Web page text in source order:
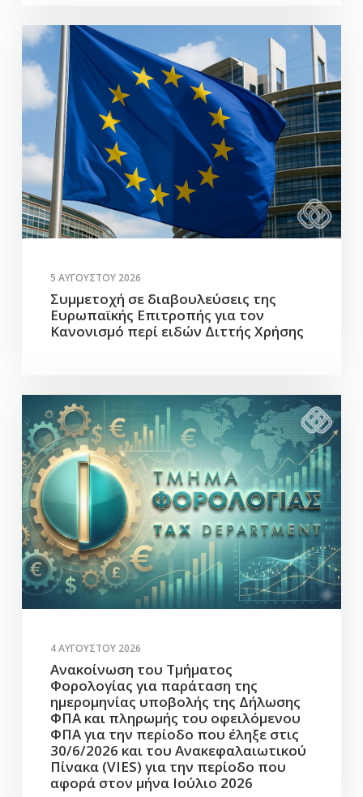
5 ΑΥΓΟΎΣΤΟΥ 2026
Συμμετοχή σε διαβουλεύσεις της
Ευρωπαϊκής Επιτροπής για τον
Κανονισμό περί ειδών Διττής Χρήσης
4 ΑΥΓΟΎΣΤΟΥ 2026
Ανακοίνωση του Τμήματος
Φορολογίας για παράταση της
ημερομηνίας υποβολής της Δήλωσης
ΦΠΑ και πληρωμής του οφειλόμενου
ΦΠΑ για την περίοδο που έληξε στις
30/6/2026 και του Ανακεφαλαιωτικού
Πίνακα (VIES) για την περίοδο που
αφορά στον μήνα Ιούλιο 2026